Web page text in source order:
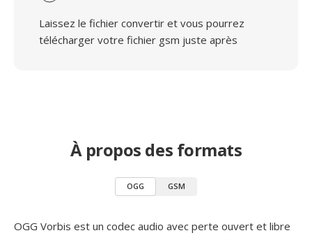
Laissez le fichier convertir et vous pourrez
télécharger votre fichier gsm juste après
À propos des formats
OGG GSM
OGG Vorbis est un codec audio avec perte ouvert et libre